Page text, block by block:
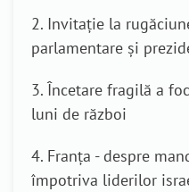
2. Invitație la
parlamentare și
3. Încetare fragilă a
luni de război
4. Franța - despre
împotriva liderilor